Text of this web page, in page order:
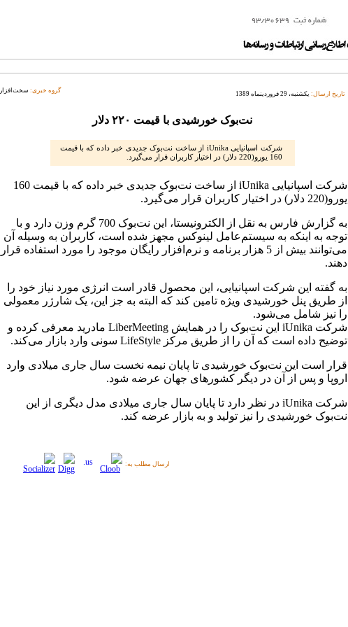
گروه خبری: سخت‌افزار تاریخ ارسال: یکشنبه، 29 فروردینماه 1389
نت‌بوک خورشیدی با قیمت ۲۲۰ دلار
شرکت اسپانیایی iUnika از ساخت نت‌بوک جدیدی خبر داده که با قیمت
160 یورو(220 دلار) در اختیار کاربران قرار می‌گیرد.
شرکت اسپانیایی iUnika از ساخت نت‌بوک جدیدی خبر داده که با قیمت 160
یورو(220 دلار) در اختیار کاربران قرار می‌گیرد.
به گزارش فارس به نقل از الکترونیستا، این نت‌بوک 700 گرم وزن دارد و با
توجه به اینکه به سیستم‌عامل لینوکس مجهز شده است، کاربران به وسیله آن
می‌توانند بیش از 5 هزار برنامه و نرم‌افزار رایگان موجود را مورد استفاده قرار
دهند.
به گفته این شرکت اسپانیایی، این محصول قادر است انرژی مورد نیاز خود را
از طریق پنل خورشیدی ویژه تامین کند که البته به جز این، یک شارژر معمولی
را نیز شامل می‌شود.
شرکت iUnika این نت‌بوک را در همایش LiberMeeting مادرید معرفی کرده و
توضیح داده است که آن را از طریق مرکز LifeStyle سونی وارد بازار می‌کند.
قرار است این نت‌بوک خورشیدی تا پایان نیمه نخست سال جاری میلادی وارد
اروپا و پس از آن در دیگر کشورهای جهان عرضه شود.
شرکت iUnika در نظر دارد تا پایان سال جاری میلادی مدل دیگری از این
نت‌بوک خورشیدی را نیز تولید و به بازار عرضه کند.
ارسال مطلب به: